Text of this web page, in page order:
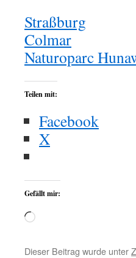
Straßburg
Colmar
Naturoparc
Teilen mit:
Facebook
X
Gefällt mir:
Wird
Dieser Beitrag wurde unter